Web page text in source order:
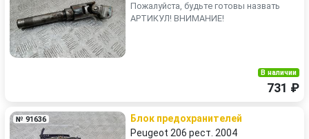
Пожалуйста, будьте готовы назвать
АРТИКУЛ! ВНИМАНИЕ!
В наличии
731 ₽
№ 91636
Блок предохранителей
Peugeot 206 рест. 2004